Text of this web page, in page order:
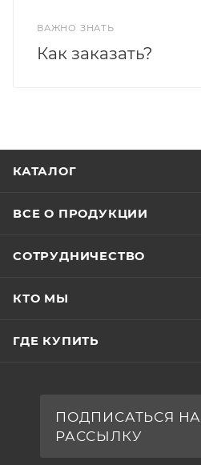
ВАЖНО ЗНАТЬ
Как заказать?
КАТАЛОГ
ВСЕ О ПРОДУКЦИИ
СОТРУДНИЧЕСТВО
КТО МЫ
ГДЕ КУПИТЬ
ПОДПИСАТЬСЯ НА
РАССЫЛКУ